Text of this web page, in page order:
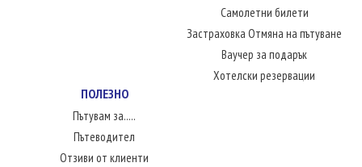
Самолетни билети
Застраховка Отмяна на пътуване
Ваучер за подарък
Хотелски резервации
ПОЛЕЗНО
Пътувам за.....
Пътеводител
Отзиви от клиенти